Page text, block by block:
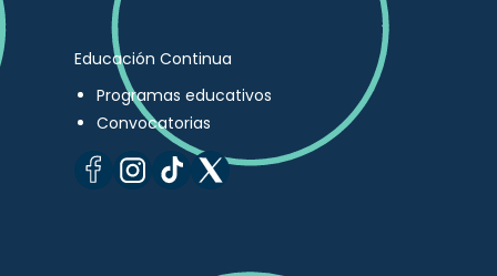
Educación Continua
Programas educativos
Convocatorias